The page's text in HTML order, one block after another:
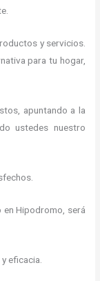
y servicios.
para tu hogar,
apuntando a la
ustedes nuestro
Hipodromo, será
eficacia.